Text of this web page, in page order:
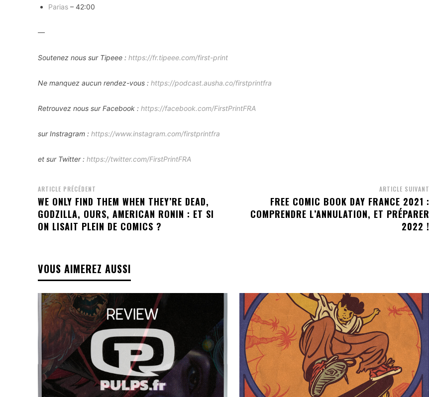
Parias – 42:00
—
Soutenez nous sur Tipeee : https://fr.tipeee.com/first-print
Ne manquez aucun rendez-vous : https://podcast.ausha.co/firstprintfra
Retrouvez nous sur Facebook : https://facebook.com/FirstPrintFRA
sur Instragram : https://www.instagram.com/firstprintfra
et sur Twitter : https://twitter.com/FirstPrintFRA
ARTICLE PRÉCÉDENT
WE ONLY FIND THEM WHEN THEY’RE DEAD,
GODZILLA, OURS, AMERICAN RONIN : ET SI
ON LISAIT PLEIN DE COMICS ?
ARTICLE SUIVANT
FREE COMIC BOOK DAY FRANCE 2021 :
COMPRENDRE L’ANNULATION, ET PRÉPARER
2022 !
VOUS AIMEREZ AUSSI